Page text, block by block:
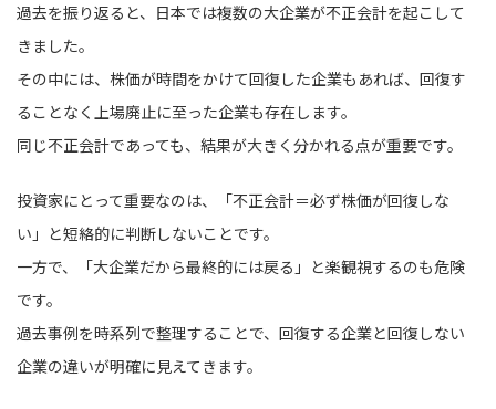
過去を振り返ると、日本では複数の大企業が不正会計を起こして
きました。
その中には、株価が時間をかけて回復した企業もあれば、回復す
ることなく上場廃止に至った企業も存在します。
同じ不正会計であっても、結果が大きく分かれる点が重要です。
投資家にとって重要なのは、「不正会計＝必ず株価が回復しな
い」と短絡的に判断しないことです。
一方で、「大企業だから最終的には戻る」と楽観視するのも危険
です。
過去事例を時系列で整理することで、回復する企業と回復しない
企業の違いが明確に見えてきます。